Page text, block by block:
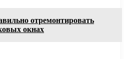
отремонтировать
окнах